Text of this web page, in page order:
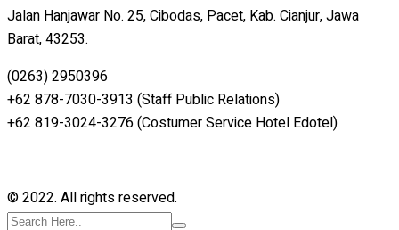
Jalan Hanjawar No. 25, Cibodas, Pacet, Kab. Cianjur, Jawa
Barat, 43253.
(0263) 2950396
+62 878-7030-3913 (Staff Public Relations)
+62 819-3024-3276 (Costumer Service Hotel Edotel)
© 2022. All rights reserved.